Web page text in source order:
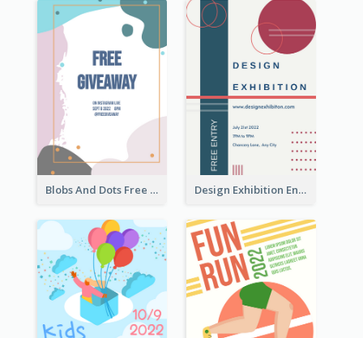
Blobs And Dots Free Giveaway Flyer Design Exhibition Entry Flyer